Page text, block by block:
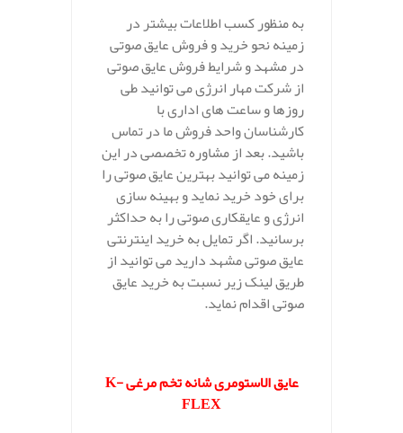
به منظور کسب اطلاعات بیشتر در
زمینه نحو خرید و فروش عایق صوتی
در مشهد و شرایط فروش عایق صوتی
از شرکت مهار انرژی می توانید طی
روزها و ساعت های اداری با
کارشناسان واحد فروش ما در تماس
باشید. بعد از مشاوره تخصصی در این
زمینه می توانید بهترین عایق صوتی را
برای خود خرید نماید و بهینه سازی
انرژی و عایقکاری صوتی را به حداکثر
برسانید. اگر تمایل به خرید اینترنتی
عایق صوتی مشهد دارید می توانید از
طریق لینک زیر نسبت به خرید عایق
صوتی اقدام نماید.
عایق الاستومری شانه تخم مرغیK-
FLEX